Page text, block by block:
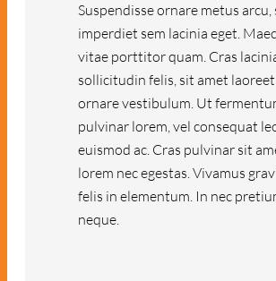
Suspendisse ornare metus arcu,
imperdiet sem lacinia eget.
vitae porttitor quam. Cras
sollicitudin felis, sit amet
ornare vestibulum. Ut
pulvinar lorem, vel consequat
euismod ac. Cras pulvinar sit
lorem nec egestas. Vivamus
felis in elementum. In nec
neque.